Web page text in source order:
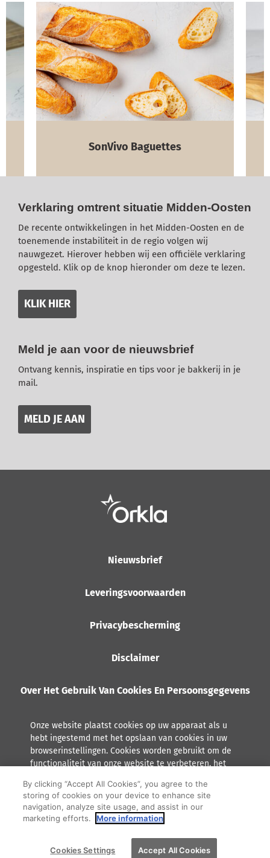
SonVivo Baguettes
Verklaring omtrent situatie Midden-Oosten
De recente ontwikkelingen in het Midden-Oosten en de
toenemende instabiliteit in de regio volgen wij
nauwgezet. Hierover hebben wij een officiële verklaring
opgesteld. Klik op de knop hieronder om deze te lezen.
KLIK HIER
Meld je aan voor de nieuwsbrief
Ontvang kennis, inspiratie en tips voor je bakkerij in je
mail.
MELD JE AAN
Nieuwsbrief
Leveringsvoorwaarden
Privacybescherming
Disclaimer
Over Het Gebruik Van Cookies En Persoonsgegevens
Onze website plaatst cookies op uw apparaat als u
hebt ingestemd met het opslaan van cookies in uw
browserinstellingen. Cookies worden gebruikt om de
functionaliteit van onze website te verbeteren, het
laten sluiten bij uw interesses.
Lees meer over hoe Orkla met persoonsgegevens omgaat,
inclusief het recht tot inzage.
By clicking “Accept All Cookies”, you agree to the
storing of cookies on your device to enhance site
navigation, analyze site usage, and assist in our
marketing efforts.
More information
Cookies Settings Accept All Cookies